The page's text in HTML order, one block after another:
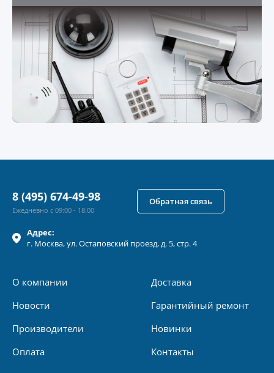
Адрес:
г. Москва, ул.Остаповский проезд, д. 5, стр. 4
О компании
Новости
Производители
Оплата
Доставка
Гарантийный ремонт
Новинки
Контакты
8 (495) 674-49-98
Ежедневно с 09:00 - 18:00
Обратная связь